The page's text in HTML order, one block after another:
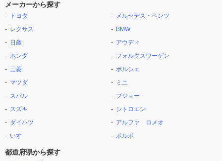
メーカーから探す
トヨタ
レクサス
日産
ホンダ
三菱
マツダ
スバル
スズキ
ダイハツ
いすゞ
メルセデス・ベンツ
BMW
アウディ
フォルクスワーゲン
ポルシェ
ミニ
プジョー
シトロエン
アルファ ロメオ
ボルボ
都道府県から探す